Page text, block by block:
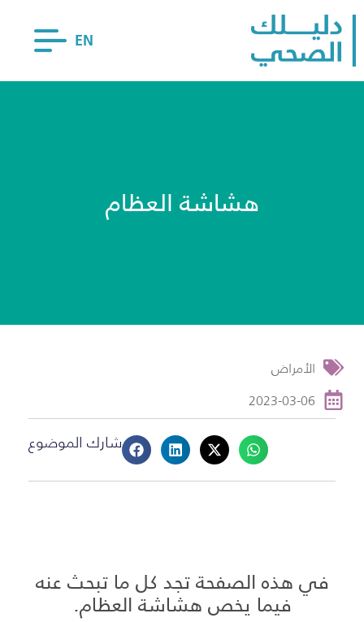
EN
هشاشة العظام
الأمراض
2023-03-06
شارك الموضوع
في هذه الصفحة تجد كل ما تبحث عنه
فيما يخص هشاشة العظام.